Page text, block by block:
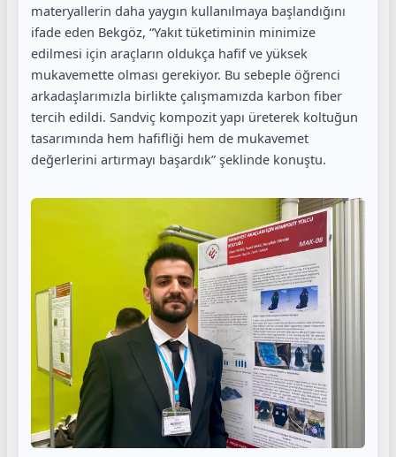
materyallerin daha yaygın kullanılmaya başlandığını
ifade eden Bekgöz, “Yakıt tüketiminin minimize
edilmesi için araçların oldukça hafif ve yüksek
mukavemette olması gerekiyor. Bu sebeple öğrenci
arkadaşlarımızla birlikte çalışmamızda karbon fiber
tercih edildi. Sandviç kompozit yapı üreterek koltuğun
tasarımında hem hafifliği hem de mukavemet
değerlerini artırmayı başardık” şeklinde konuştu.